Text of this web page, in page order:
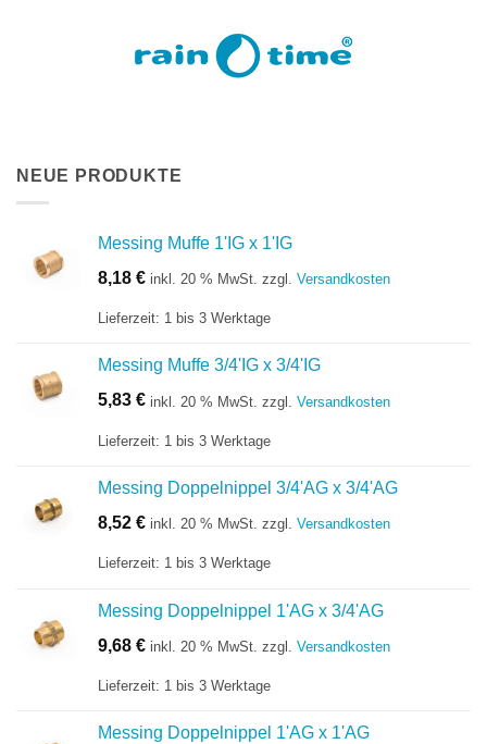
NEUE PRODUKTE
Messing Muffe 1'IG x 1'IG
8,18 € inkl. 20 % MwSt. zzgl. Versandkosten
Lieferzeit: 1 bis 3 Werktage
Messing Muffe 3/4'IG x 3/4'IG
5,83 € inkl. 20 % MwSt. zzgl. Versandkosten
Lieferzeit: 1 bis 3 Werktage
Messing Doppelnippel 3/4'AG x 3/4'AG
8,52 € inkl. 20 % MwSt. zzgl. Versandkosten
Lieferzeit: 1 bis 3 Werktage
Messing Doppelnippel 1'AG x 3/4'AG
9,68 € inkl. 20 % MwSt. zzgl. Versandkosten
Lieferzeit: 1 bis 3 Werktage
Messing Doppelnippel 1'AG x 1'AG